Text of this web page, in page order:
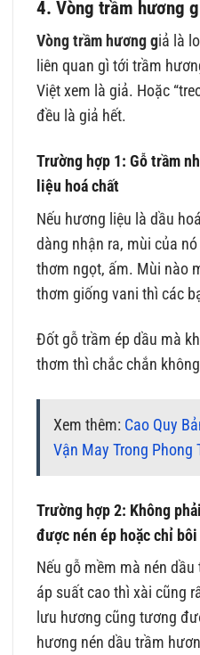
4. Vòng trầm hương
Vòng trầm hương giả là
liên quan gì tới trầm
Việt xem là giả. Hoặc
đều là giả hết.
Trường hợp 1: Gỗ trầm
liệu hoá chất
Nếu hương liệu là dầu
dàng nhận ra, mùi của
thơm ngọt, ấm. Mùi nào
thơm giống vani thì các
Đốt gỗ trầm ép dầu mà
thơm thì chắc chắn
Xem thêm: Cao Quy
Vận May Trong Phong
Trường hợp 2: Không
được nén ép hoặc chỉ
Nếu gỗ mềm mà nén
áp suất cao thì xài cũng
lưu hương cũng tương
hương nén dầu trầm